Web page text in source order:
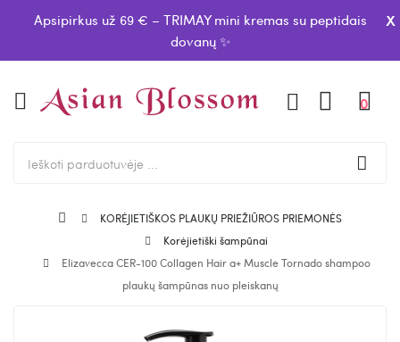
Apsipirkus už 69 € – TRIMAY mini kremas su peptidais
dovanų ✨
x
0
KORĖJIETIŠKOS PLAUKŲ PRIEŽIŪROS PRIEMONĖS
Korėjietiški šampūnai
Elizavecca CER-100 Collagen Hair a+ Muscle Tornado shampoo
plaukų šampūnas nuo pleiskanų